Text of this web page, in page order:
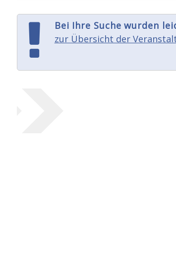
Bei Ihre Suche wurden
zur Übersicht der